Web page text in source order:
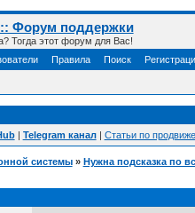
:: Форум поддержки
Тогда этот форум для Вас!
Правила Поиск
| Telegram канал| Статьи по
системы » Нужна подсказка по